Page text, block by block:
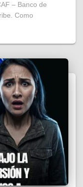
– Banco de
Como